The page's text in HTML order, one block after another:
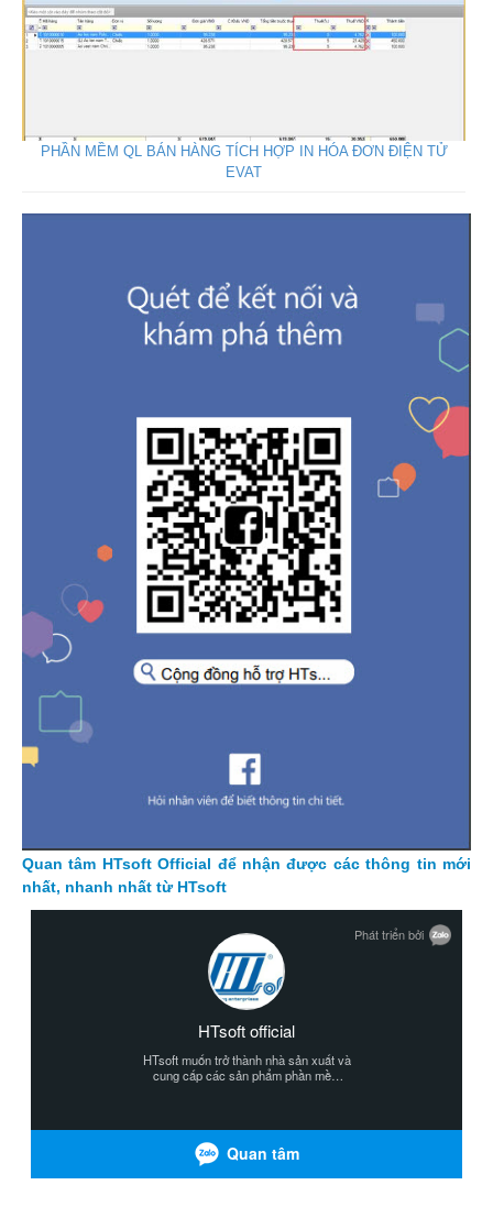
PHẦN MỀM QL BÁN HÀNG TÍCH HỢP IN HÓA ĐƠN ĐIỆN TỬ
EVAT
Quan tâm HTsoft Official để nhận được các thông tin mới
nhất, nhanh nhất từ HTsoft